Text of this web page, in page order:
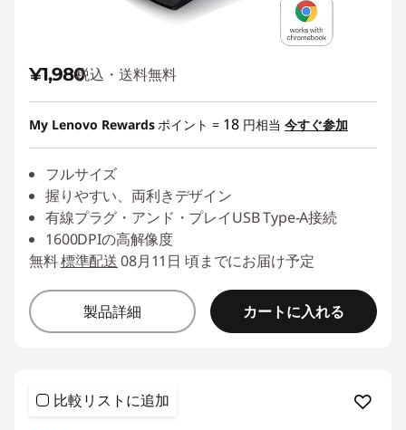
¥1,980税込・送料無料
My Lenovo Rewardsポイント = 18 円相当 今すぐ参加
フルサイズ
握りやすい、両利きデザイン
有線プラグ・アンド・プレイUSB Type-A接続
1600DPIの高解像度
無料標準配送08月11日 頃までにお届け予定
製品詳細 カートに入れる
比較リストに追加